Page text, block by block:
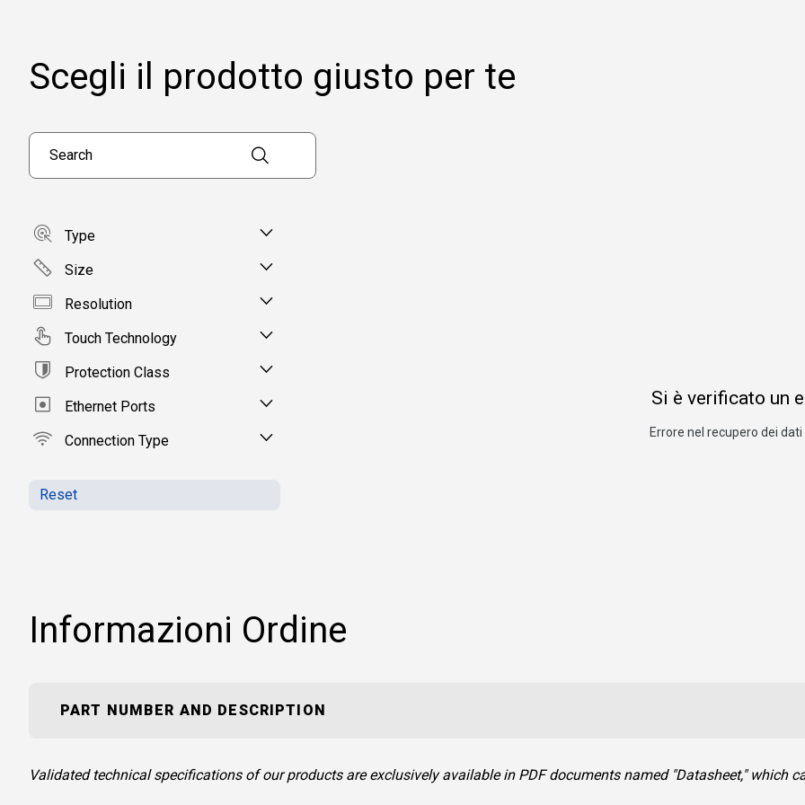
Scegli il prodotto giusto per te
Search products
Type
Size
Resolution
Touch Technology
Protection Class
Ethernet Ports
Connection Type
Reset
Si è verificato un
Errore nel recupero dei dati
Informazioni Ordine
PART NUMBER AND DESCRIPTION
Validated technical specifications of our products are exclusively available in PDF documents named "Datasheet," which